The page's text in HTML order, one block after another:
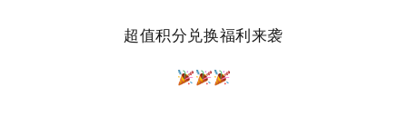
超值积分兑换福利来袭